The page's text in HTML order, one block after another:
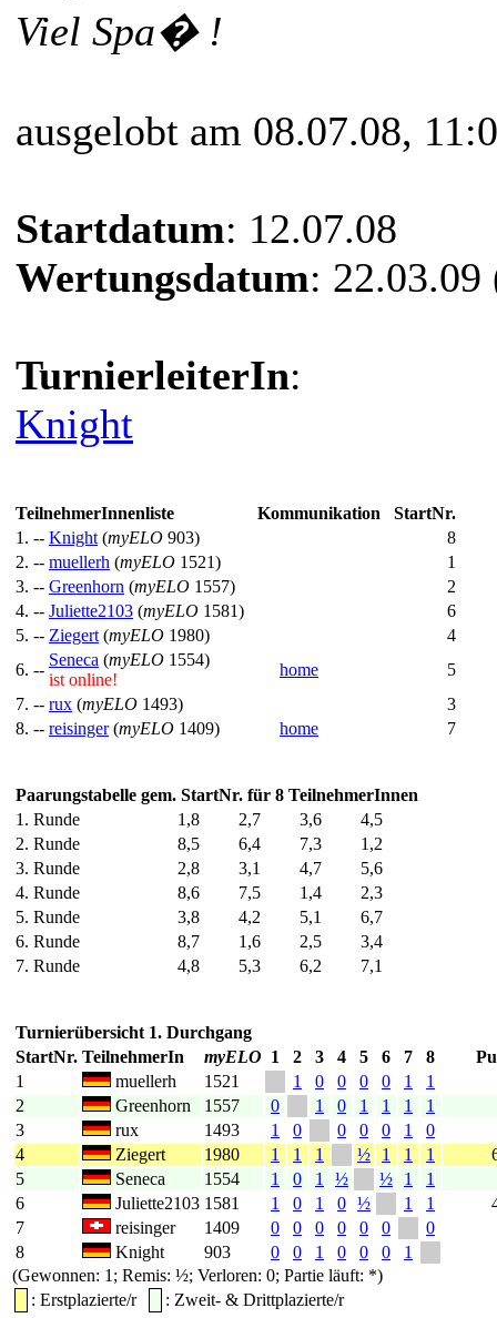
Viel Spa� !
ausgelobt am 08.07.08,
Startdatum: 12.07.08
Wertungsdatum:
TurnierleiterIn:
Knight
TeilnehmerInnenliste Kommunikation
StartNr.
1. -- Knight (myELO 903)
8
2. -- muellerh (myELO 1521)
1
3. -- Greenhorn (myELO 1557)
2
4. -- Juliette2103 (myELO 1581)
6
5. -- Ziegert (myELO 1980)
4
6. --
Seneca (myELO 1554)
ist online!
home
5
7. -- rux (myELO 1493)
3
8. -- reisinger(myELO 1409) home 7
Paarungstabelle gem. StartNr. für 8 TeilnehmerInnen
1. Runde
1,8 2,7 3,6
4,5
2. Runde
8,5 6,4 7,3
1,2
3. Runde
2,8 3,1 4,7
5,6
4. Runde
8,6 7,5 1,4
2,3
5. Runde
3,8 4,2 5,1
6,7
6. Runde
8,7 1,6 2,5
3,4
7. Runde
4,8 5,3 6,2 7,1
Turnierübersicht 1. Durchgang
StartNr. TeilnehmerIn myELO 1 2 3 4 5 6 7 8
1
muellerh 1521 1 0 0 0 0 1
1
2
Greenhorn 1557 0 1 0 1 1 1
1
3
rux 1493 1 0 0 0 0 1
0
4
Ziegert 1980 1 1 1 ½ 1 1 1
5
Seneca 1554 1 0 1 ½ ½ 1
1
6
Juliette2103 1581 1 0 1 0 ½ 1 1
7
reisinger 1409 0 0 0 0 0 0
0
8
Knight 903 0 0 1 0 0 0
1
(Gewonnen: 1; Remis: ½; Verloren: 0; Partie läuft: *)
: Erstplazierte/r
: Zweit- & Drittplazierte/r